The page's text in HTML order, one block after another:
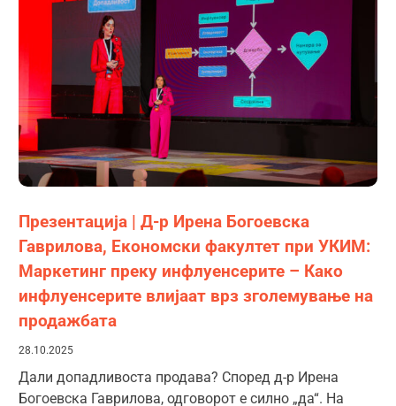
Презентација | Д-р Ирена Богоевска
Гаврилова, Економски факултет при УКИМ:
Маркетинг преку инфлуенсерите – Како
инфлуенсерите влијаат врз зголемување на
продажбата
28.10.2025
Дали допадливоста продава? Според д-р Ирена
Богоевска Гаврилова, одговорот е силно „да“. На